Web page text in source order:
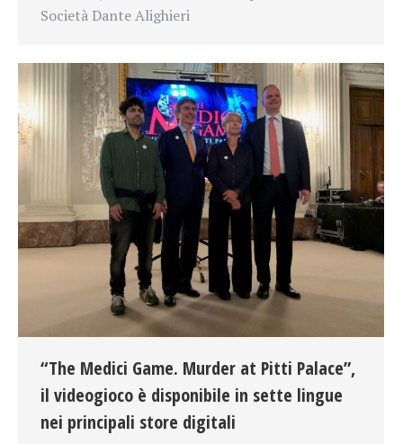
Società Dante Alighieri
“The Medici Game. Murder at Pitti Palace”,
il videogioco è disponibile in sette lingue
nei principali store digitali